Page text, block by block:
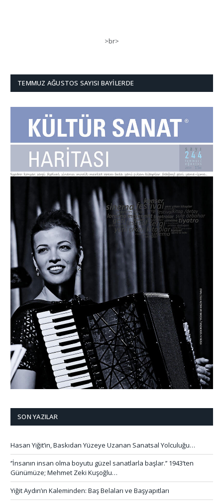
>br>
TEMMUZ AĞUSTOS SAYISI BAYILERDE
SON YAZILAR
Hasan Yiğit’in, Baskıdan Yüzeye Uzanan Sanatsal Yolculuğu…
‘’İnsanın insan olma boyutu güzel sanatlarla başlar.’’ 1943’ten
Günümüze; Mehmet Zeki Kuşoğlu…
Yiğit Aydın’ın Kaleminden: Baş Belaları ve Başyapıtları